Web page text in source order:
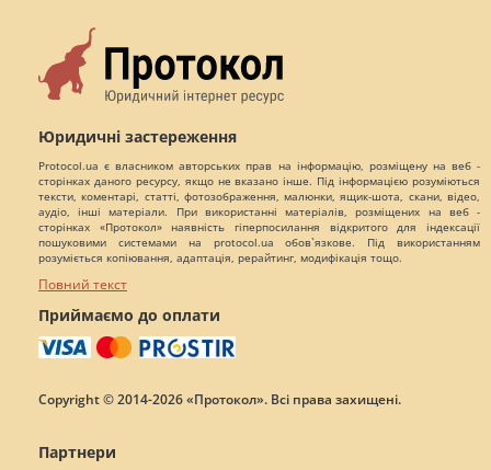
Юридичні застереження
Protocol.ua є власником авторських прав на інформацію, розміщену на веб -
сторінках даного ресурсу, якщо не вказано інше. Під інформацією розуміються
тексти, коментарі, статті, фотозображення, малюнки, ящик-шота, скани, відео,
аудіо, інші матеріали. При використанні матеріалів, розміщених на веб -
сторінках «Протокол» наявність гіперпосилання відкритого для індексації
пошуковими системами на protocol.ua обов`язкове. Під використанням
розуміється копіювання, адаптація, рерайтинг, модифікація тощо.
Повний текст
Приймаємо до оплати
Copyright © 2014-2026 «Протокол». Всі права захищені.
Партнери